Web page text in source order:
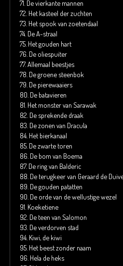
71. De vierkante mannen
72. Het kasteel der zuchten
73. Het spook van zoetendaal
74. De A-straal
75. Het gouden hart
76. De oliespuiter
77. Allemaal beestjes
78. De groene steenbok
79. De pierewaaiers
80. De batavieren
81. Het monster van Sarawak
82. De sprekende draak
83. De zonen van Dracula
84. Het bierkanaal
85. De zwarte toren
86. De bom van Boema
87. De ring van Balderic
88. De terugkeer van Geraard de
89. De gouden patatten
90. De orde van de wellustige wezel
91. Koeketiene
92. De teen van Salomon
93. De verdorven stad
94. Kiwi, de kiwi
95. Het beest zonder naam
96. Hela de heks